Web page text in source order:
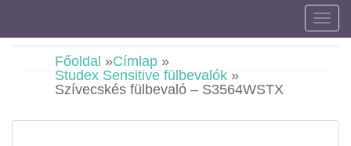
Főoldal »Címlap »
Studex Sensitive fülbevalók »
Szívecskés fülbevaló – S3564WSTX